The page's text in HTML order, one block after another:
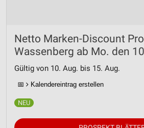
Netto Marken-Discount
Wassenberg ab Mo. den
Gültig von 10. Aug. bis 15. Aug.
📅 Kalendereintrag erstellen